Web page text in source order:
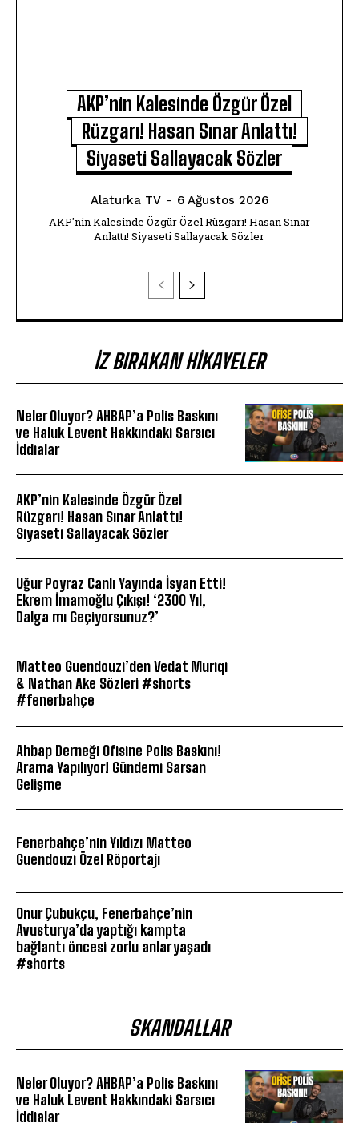
AKP’nin Kalesinde Özgür Özel
Rüzgarı! Hasan Sınar Anlattı!
Siyaseti Sallayacak Sözler
Alaturka TV - 6 Ağustos 2026
AKP'nin Kalesinde Özgür Özel Rüzgarı! Hasan Sınar
Anlattı! Siyaseti Sallayacak Sözler
İZ BIRAKAN HIKAYELER
Neler Oluyor? AHBAP’a Polis Baskını
ve Haluk Levent Hakkındaki Sarsıcı
İddialar
AKP’nin Kalesinde Özgür Özel
Rüzgarı! Hasan Sınar Anlattı!
Siyaseti Sallayacak Sözler
Uğur Poyraz Canlı Yayında İsyan Etti!
Ekrem İmamoğlu Çıkışı! ‘2300 Yıl,
Dalga mı Geçiyorsunuz?’
Matteo Guendouzi’den Vedat Muriqi
& Nathan Ake Sözleri #shorts
#fenerbahçe
Ahbap Derneği Ofisine Polis Baskını!
Arama Yapılıyor! Gündemi Sarsan
Gelişme
Fenerbahçe’nin Yıldızı Matteo
Guendouzi Özel Röportajı
Onur Çubukçu, Fenerbahçe’nin
Avusturya’da yaptığı kampta
bağlantı öncesi zorlu anlar yaşadı
#shorts
SKANDALLAR
Neler Oluyor? AHBAP’a Polis Baskını
ve Haluk Levent Hakkındaki Sarsıcı
İddialar